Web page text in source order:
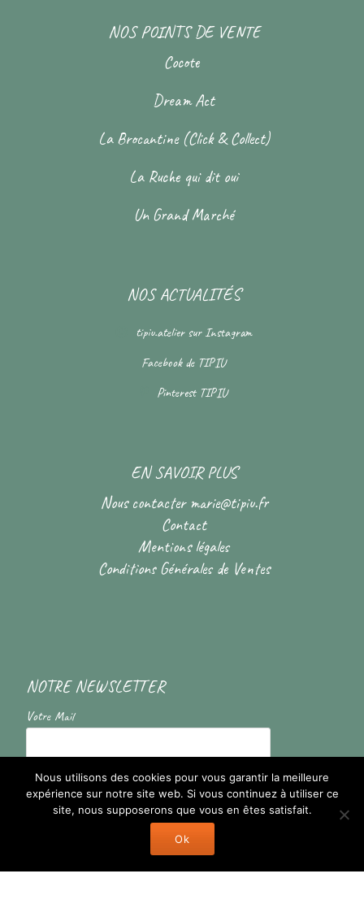
NOS POINTS DE VENTE
Cocote
Dream Act
La Brocantine (Click & Collect)
La Ruche qui dit oui
Un Grand Marché
NOS ACTUALITÉS
tipiu.atelier sur Instagram
Facebook de TIPIU
Pinterest TIPIU
EN SAVOIR PLUS
Nous contacter marie@tipiu.fr
Contact
Mentions légales
Conditions Générales de Ventes
NOTRE NEWSLETTER
Votre Mail
En cochant la case vous acceptez de recevoir nos informations
Nous utilisons des cookies pour vous garantir la meilleure
expérience sur notre site web. Si vous continuez à utiliser ce
site, nous supposerons que vous en êtes satisfait.
Ok